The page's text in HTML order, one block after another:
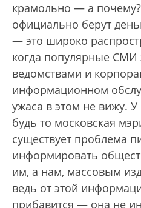
крамольно — а
официально берут
— это широко
когда популярные
ведомствами и
информационном
ужаса в этом не вижу. У
будь то московская
существует проблема
информировать
им, а нам, массовым
ведь от этой
прибавится — она не